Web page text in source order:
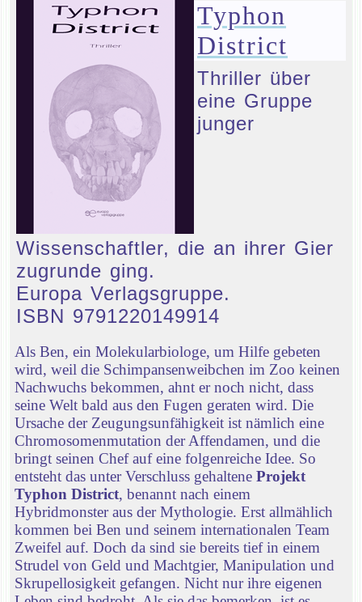
Typhon
District
Thriller über
eine Gruppe
junger
Wissenschaftler, die an ihrer Gier
zugrunde ging.
Europa Verlagsgruppe.
ISBN 9791220149914
Als Ben, ein Molekularbiologe, um Hilfe gebeten
wird, weil die Schimpansenweibchen im Zoo keinen
Nachwuchs bekommen, ahnt er noch nicht, dass
seine Welt bald aus den Fugen geraten wird. Die
Ursache der Zeugungsunfähigkeit ist nämlich eine
Chromosomenmutation der Affendamen, und die
bringt seinen Chef auf eine folgenreiche Idee. So
entsteht das unter Verschluss gehaltene Projekt
Typhon District, benannt nach einem
Hybridmonster aus der Mythologie. Erst allmählich
kommen bei Ben und seinem internationalen Team
Zweifel auf. Doch da sind sie bereits tief in einem
Strudel von Geld und Machtgier, Manipulation und
Skrupellosigkeit gefangen. Nicht nur ihre eigenen